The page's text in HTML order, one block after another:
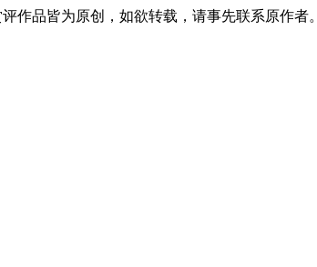
作品皆为原创，如欲转载，请事先联系原作者。